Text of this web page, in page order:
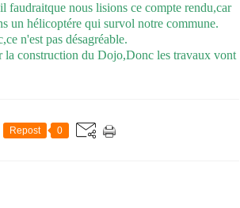
nous lisions ce compte rendu,car
un hélicoptére qui survol notre commune.
n'est pas désagréable.
la construction du Dojo,Donc les travaux vont
Repost 0